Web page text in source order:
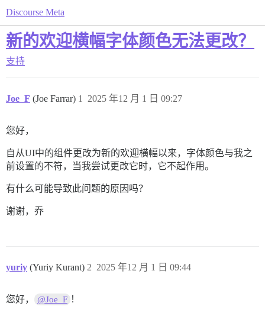
Discourse Meta
新的欢迎横幅字体颜色无法更改？
支持
Joe_F (Joe Farrar) 2025 年12 月 1 日 09:27
1
您好，
自从UI中的组件更改为新的欢迎横幅以来，字体颜色与我之
前设置的不符，当我尝试更改它时，它不起作用。
有什么可能导致此问题的原因吗？
谢谢，乔
yuriy (Yuriy Kurant) 2025 年12 月 1 日 09:44
2
您好， @Joe_F ！